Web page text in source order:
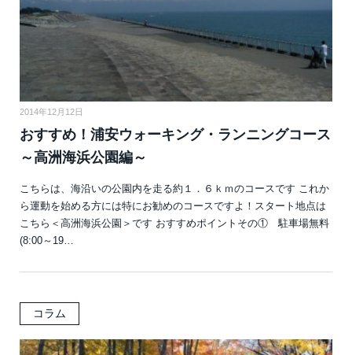
2014年12月12日
おすすめ！浦安ウォーキング・ランニングコース
～高洲海浜公園編～
こちらは、海沿いの公園内を走る約１．６ｋｍのコースです これか
ら運動を始める方には特にお勧めのコースですよ！スタート地点は
こちら＜高洲海浜公園＞です おすすめポイントその① 駐車場無料
(8:00～19…
コラム